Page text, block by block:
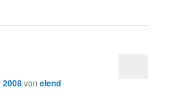
2008vonelend